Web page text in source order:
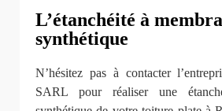
L’étanchéité à
synthétique
N’hésitez pas à contacter
SARL pour réaliser une